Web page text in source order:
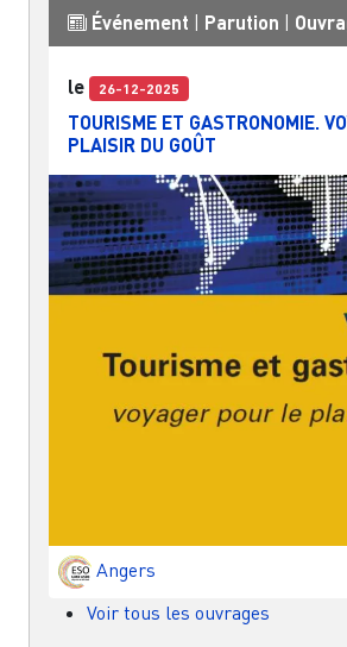
Événement Parution
le 26-12-2025
TOURISME ET GASTRONOMIE.
PLAISIR DU GOÛT
Angers
Voir tous les ouvrages